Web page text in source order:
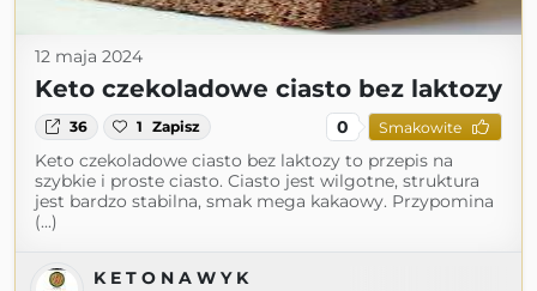
12 maja 2024
Keto czekoladowe ciasto bez laktozy
36 1 Zapisz 0 Smakowite
Keto czekoladowe ciasto bez laktozy to przepis na
szybkie i proste ciasto. Ciasto jest wilgotne, struktura
jest bardzo stabilna, smak mega kakaowy. Przypomina
(...)
K E T O N A W Y K